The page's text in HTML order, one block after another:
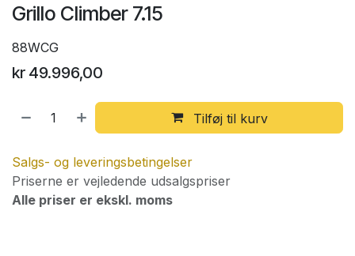
Grillo Climber 7.15
88WCG
kr 49.996,00
Tilføj til kurv
Salgs- og leveringsbetingelser
Priserne er vejledende udsalgspriser
Alle priser er ekskl. moms